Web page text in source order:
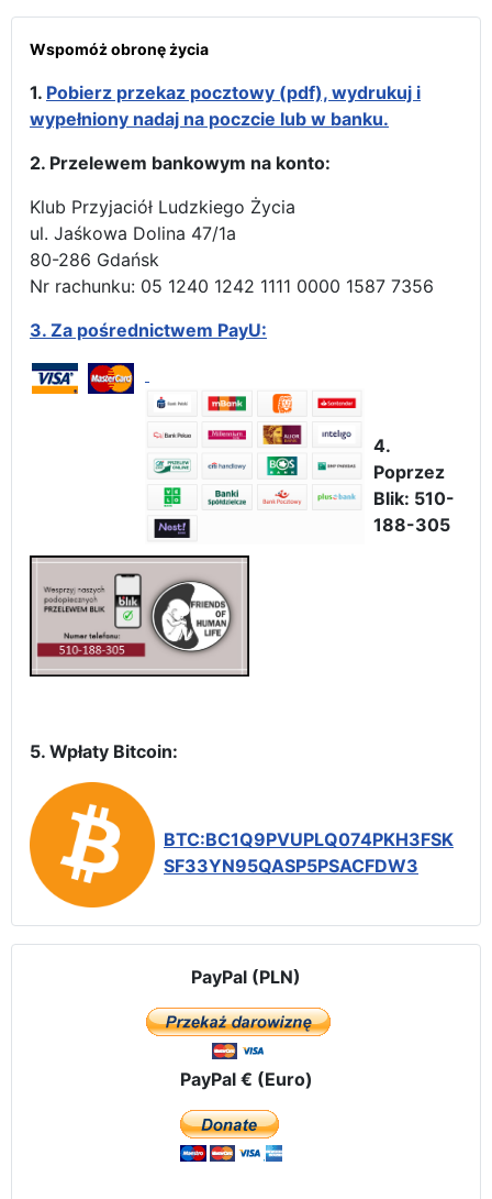
Wspomóż obronę życia
1. Pobierz przekaz pocztowy (pdf), wydrukuj i
wypełniony nadaj na poczcie lub w banku.
2. Przelewem bankowym na konto:
Klub Przyjaciół Ludzkiego Życia
ul. Jaśkowa Dolina 47/1a
80-286 Gdańsk
Nr rachunku: 05 1240 1242 1111 0000 1587 7356
3. Za pośrednictwem PayU:
4.
Poprzez
Blik: 510-
188-305
5. Wpłaty Bitcoin:
BTC:BC1Q9PVUPLQ074PKH3FSK
SF33YN95QASP5PSACFDW3
PayPal (PLN)
PayPal € (Euro)